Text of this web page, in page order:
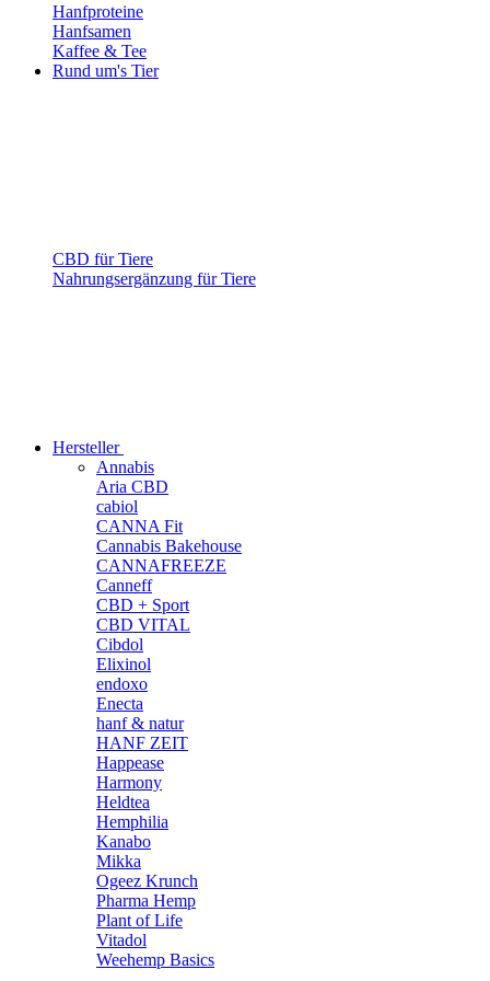
Hanfproteine
Hanfsamen
Kaffee & Tee
Rund um's Tier
CBD für Tiere
Nahrungsergänzung für Tiere
Hersteller
Annabis
Aria CBD
cabiol
CANNA Fit
Cannabis Bakehouse
CANNAFREEZE
Canneff
CBD + Sport
CBD VITAL
Cibdol
Elixinol
endoxo
Enecta
hanf & natur
HANF ZEIT
Happease
Harmony
Heldtea
Hemphilia
Kanabo
Mikka
Ogeez Krunch
Pharma Hemp
Plant of Life
Vitadol
Weehemp Basics